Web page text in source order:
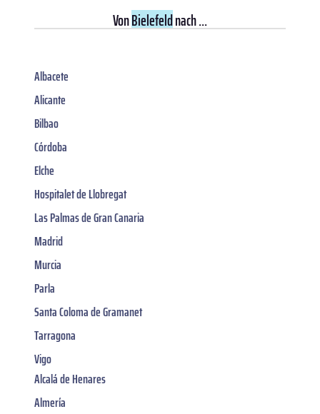
VonBielefeldnach ...
Albacete
Alicante
Bilbao
Córdoba
Elche
Hospitalet de Llobregat
Las Palmas de Gran Canaria
Madrid
Murcia
Parla
Santa Coloma de Gramanet
Tarragona
Vigo
Alcalá de Henares
Almería